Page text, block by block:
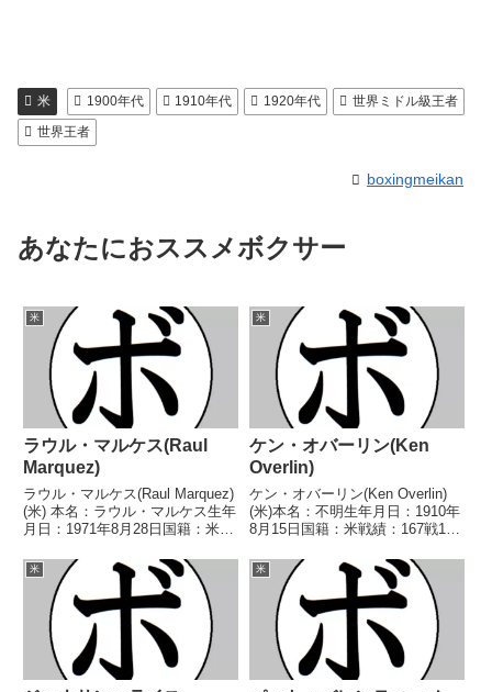
米 1900年代 1910年代 1920年代
世界ミドル級王者
世界王者
boxingmeikan
あなたにおススメボクサー
米
ラウル・マルケス(Raul
Marquez)
ラウル・マルケス(Raul Marquez)
(米) 本名：ラウル・マルケス生年
月日：1971年8月28日国籍：米戦
試合 【獲得タイトル】1987年度
ジュニア五輪ウェルター級優勝
(アマチュア)1989...
米
ケン・オバーリン(Ken
Overlin)
ケン・オバーリン(Ken Overlin)
(米)本名：不明生年月日：1910年
8月15日国籍：米戦績：167戦136
得タイトル】ニューヨーク州国家
警備隊ミドル級王座米南部ミドル
級王座第13代NYSAC...
米 米